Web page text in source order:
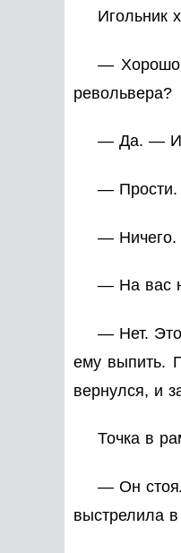
Игольник
— Хорошо.
револьвера?
— Да. —
— Прости.
— Ничего.
— На вас
— Нет. Это
ему выпить.
вернулся, и
Точка в
— Он
выстрелила